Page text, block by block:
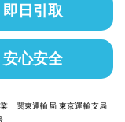
即日引取
安心安全
関東運輸局 東京運輸支局